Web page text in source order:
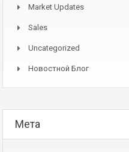
Market Updates
Sales
Uncategorized
Новостной Блог
Мета